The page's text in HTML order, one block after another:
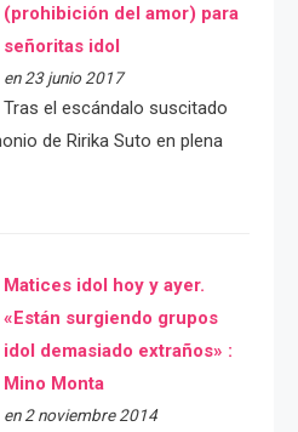
(prohibición del amor) para
señoritas idol
en 23 junio 2017
Tras el escándalo suscitado
de Ririka Suto en plena
Matices idol hoy y ayer.
«Están surgiendo grupos
idol demasiado extraños» :
Mino Monta
en 2 noviembre 2014